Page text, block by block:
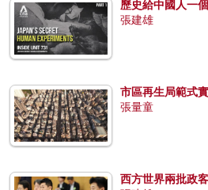
歷史給中國人一
張建雄
市區再生局範式
張量童
西方世界兩批政客